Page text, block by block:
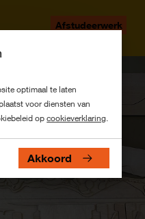
Afstudeerwerk
optimaal te laten
voor diensten van
opcookieverklaring.
Akkoord